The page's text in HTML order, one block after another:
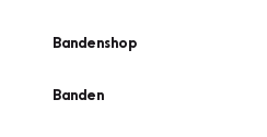
Bandenshop
Banden